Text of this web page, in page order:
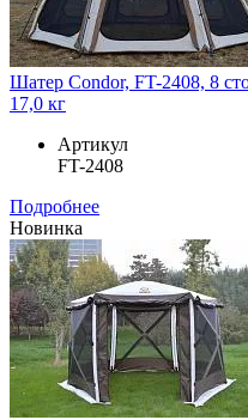
Шатер Condor, FT-2408, 8
17,0 кг
Артикул
FT-2408
Подробнее
Новинка